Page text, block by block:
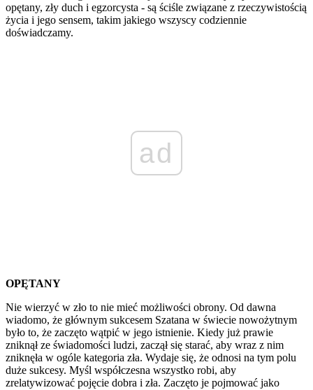
opętany, zły duch i egzorcysta - są ściśle związane z rzeczywistością
życia i jego sensem, takim jakiego wszyscy codziennie
doświadczamy.
ad
OPĘTANY
Nie wierzyć w zło to nie mieć możliwości obrony. Od dawna
wiadomo, że głównym sukcesem Szatana w świecie nowożytnym
było to, że zaczęto wątpić w jego istnienie. Kiedy już prawie
zniknął ze świadomości ludzi, zaczął się starać, aby wraz z nim
zniknęła w ogóle kategoria zła. Wydaje się, że odnosi na tym polu
duże sukcesy. Myśl współczesna wszystko robi, aby
zrelatywizować pojęcie dobra i zła. Zaczęto je pojmować jako